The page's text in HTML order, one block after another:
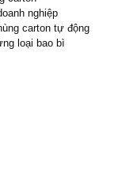
nghiệp
carton tự động
loại bao bì